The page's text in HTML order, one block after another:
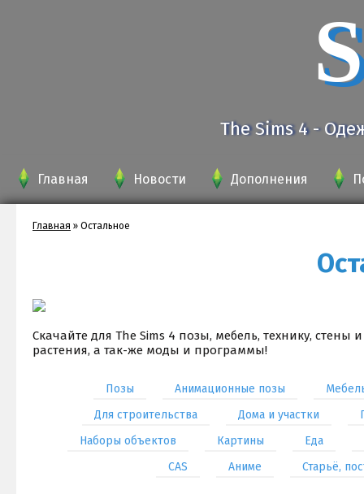
The Sims 4 -
Главная Новости Дополнения
Главная » Остальное
Скачайте для The Sims 4 позы, мебель, технику,
растения, а так-же моды и программы!
Позы Анимационные позы
Для строительства
Дома и участки
Наборы объектов
Картины
Еда
CAS
Аниме Старьё,